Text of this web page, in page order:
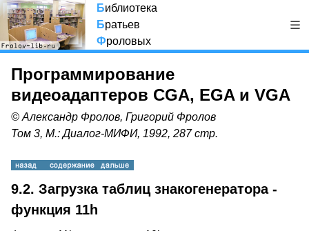
Библиотека
Братьев
Фроловых
Программирование
видеоадаптеров CGA, EGA и VGA
© Александр Фролов, Григорий Фролов
Том 3, М.: Диалог-МИФИ, 1992, 287 стр.
9.2. Загрузка таблиц знакогенератора -
функция 11h